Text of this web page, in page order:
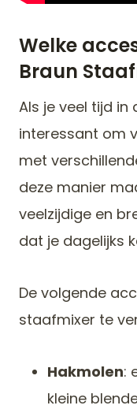
Welke
Braun
Als je veel tijd in
interessant om
met
deze manier
veelzijdige en
dat je dagelijks
De volgende
staafmixer te
Hakmolen:
kleine